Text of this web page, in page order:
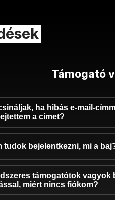
Támogató
ha hibás e-mail-
a címet?
tudok bejelentkezni, mi a
támogatótok vagyok
miért nincs fiókom?